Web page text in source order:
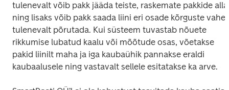
tulenevalt võib pakk jääda teiste, raskemate pakkide alla
ning lisaks võib pakk saada liini eri osade kõrguste
tulenevalt põrutada. Kui süsteem tuvastab nõuete
rikkumise lubatud kaalu või mõõtude osas, võetakse
pakid liinilt maha ja iga kaubaühik pannakse eraldi
kaubaalusele ning vastavalt sellele esitatakse ka arve.